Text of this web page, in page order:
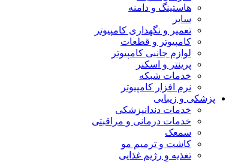
هاستینگ و دامنه
سایر
تعمیر و نگهداری کامپیوتر
کامپیوتر و قطعات
لوازم جانبی کامپیوتر
پرینتر و اسکنر
خدمات شبکه
نرم افزار کامپیوتر
پزشکی و زیبایی
خدمات دندانپزشکی
خدمات درمانی و مراقبتی
سمعک
کاشت و ترمیم مو
تغذیه و رژیم غذایی